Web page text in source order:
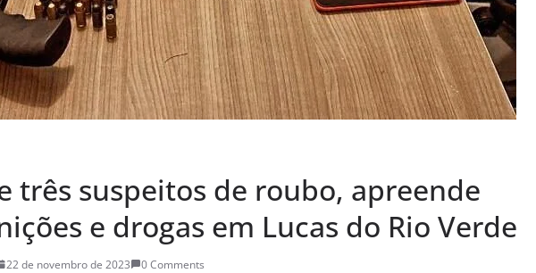
três suspeitos de roubo, apreende
e drogas em Lucas do Rio Verde
22 de novembro de 2023 0 Comments